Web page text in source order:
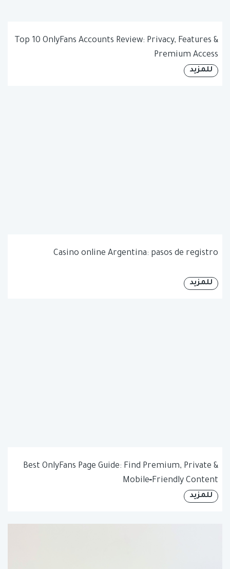
Top 10 OnlyFans Accounts Review: Privacy, Features &
Premium Access
للمزيد
Casino online Argentina: pasos de registro
للمزيد
Best OnlyFans Page Guide: Find Premium, Private &
Mobile‑Friendly Content
للمزيد